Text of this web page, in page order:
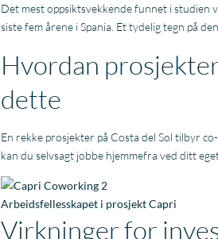
Det mest oppsiktsvekkende funnet i studien
siste fem årene i Spania. Et tydelig tegn på
Hvordan
dette
En rekke prosjekter på Costa del Sol tilbyr
kan du selvsagt jobbe hjemmefra ved ditt
Arbeidsfellesskapet i prosjektCapri
Virkninger for